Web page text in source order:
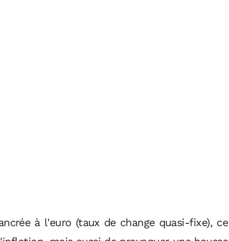
à l'euro (taux de change quasi-fixe), ce